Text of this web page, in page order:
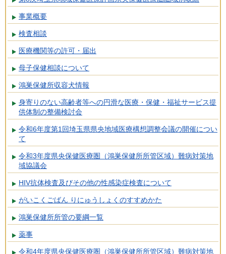
事業概要
検査相談
医療機関等の許可・届出
母子保健相談について
鴻巣保健所収容犬情報
身寄りのない高齢者等への円滑な医療・保健・福祉サービス提
供体制の整備検討会
令和6年度第1回埼玉県県央地域医療構想調整会議の開催につい
て
令和3年度県央保健医療圏（鴻巣保健所所管区域）難病対策地
域協議会
HIV抗体検査及びその他の性感染症検査について
がいこくごばん りにゅうしょくのすすめかた
鴻巣保健所所管の要綱一覧
薬事
令和4年度県央保健医療圏（鴻巣保健所所管区域）難病対策地